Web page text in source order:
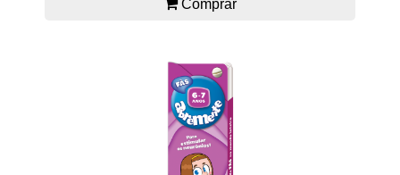
Comprar